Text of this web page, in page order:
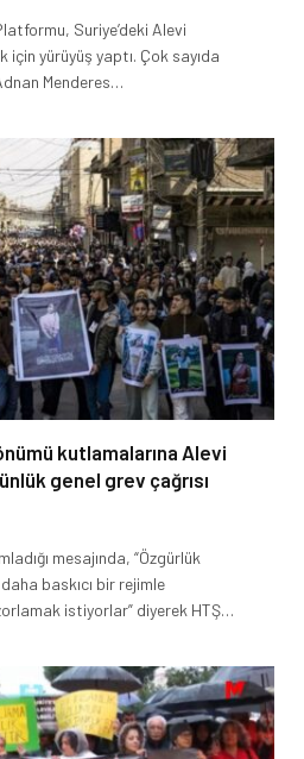
Suriye’deki Alevi
yürüyüş yaptı. Çok sayıda
Menderes…
kutlamalarına Alevi
genel grev çağrısı
mesajında, “Özgürlük
baskıcı bir rejimle
istiyorlar” diyerek HTŞ…